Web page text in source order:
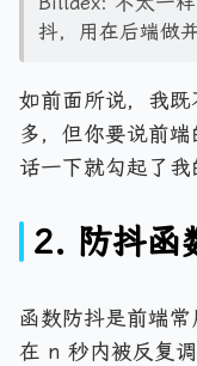
抖，用在后端做
如前面所说，我既
多，但你要说前
话一下就勾起了我
2. 防抖函
函数防抖是前端
在 n 秒内被反复